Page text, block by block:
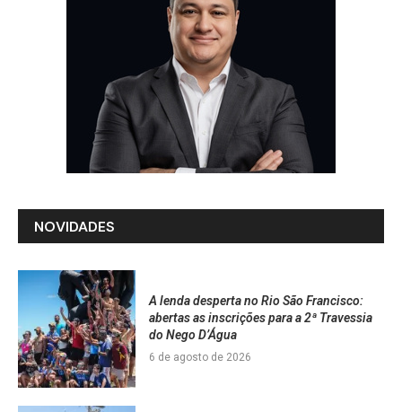
NOVIDADES
A lenda desperta no Rio São Francisco:
abertas as inscrições para a 2ª Travessia
do Nego D’Água
6 de agosto de 2026